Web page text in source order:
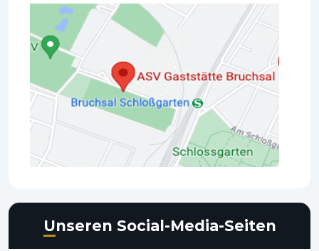
Unseren Social-Media-Seiten